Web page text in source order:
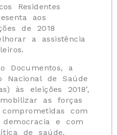
Residentes
aos
de 2018
a assistência
Documentos, a
Nacional de Saúde
às eleições 2018’,
as forças
com
e com
de saúde,